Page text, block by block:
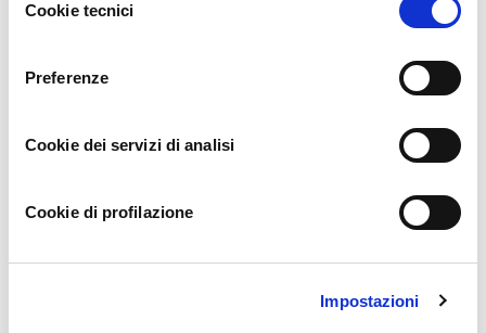
delCookie tecnici
Preferenze
Cookie dei servizi di analisi
Cookie di profilazione
Impostazioni
Binance账户
Your point of view caught my eye and was very interesting.
Thanks. I have a question for you.